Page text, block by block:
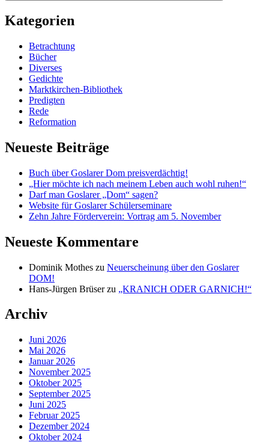
Kategorien
Betrachtung
Bücher
Diverses
Gedichte
Marktkirchen-Bibliothek
Predigten
Rede
Reformation
Neueste Beiträge
Buch über Goslarer Dom preisverdächtig!
„Hier möchte ich nach meinem Leben auch wohl ruhen!“
Darf man Goslarer „Dom“ sagen?
Website für Goslarer Schülerseminare
Zehn Jahre Förderverein: Vortrag am 5. November
Neueste Kommentare
Dominik Mothes zu Neuerscheinung über den Goslarer
DOM!
Hans-Jürgen Brüserzu „KRANICH ODER GARNICH!“
Archiv
Juni 2026
Mai 2026
Januar 2026
November 2025
Oktober 2025
September 2025
Juni 2025
Februar 2025
Dezember 2024
Oktober 2024